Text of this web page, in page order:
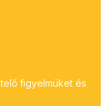
figyelmüket és